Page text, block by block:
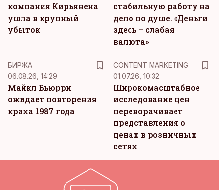
компания Кирьянена
ушла в крупный
убыток
стабильную работу на
дело по душе. «Деньги
здесь – слабая
валюта»
БИРЖА
06.08.26, 14:29
Майкл Бьюрри
ожидает повторения
краха 1987 года
CONTENT MARKETING
01.07.26, 10:32
Широкомасштабное
исследование цен
переворачивает
представления о
ценах в розничных
сетях